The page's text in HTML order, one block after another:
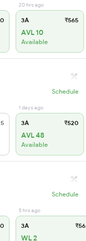
20 hrs ago
3A ₹565
AVL 10
Available
Schedule
1 days ago
3A ₹520
AVL 48
Available
Schedule
5 hrs ago
3A
WL 2